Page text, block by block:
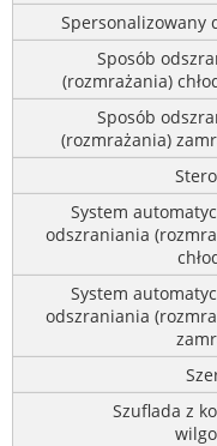
Spersonalizowany
Sposób
(rozmrażania)
Sposób
(rozmrażania)
System
odszraniania
System
odszraniania
Szuflada z